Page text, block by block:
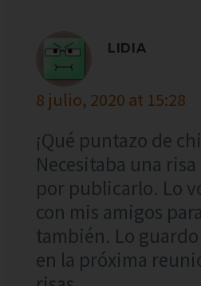
LIDIA
8 julio, 2020 at 15:28
¡Qué puntazo de
Necesitaba una risa
por publicarlo. Lo
con mis amigos
también. Lo
en la próxima